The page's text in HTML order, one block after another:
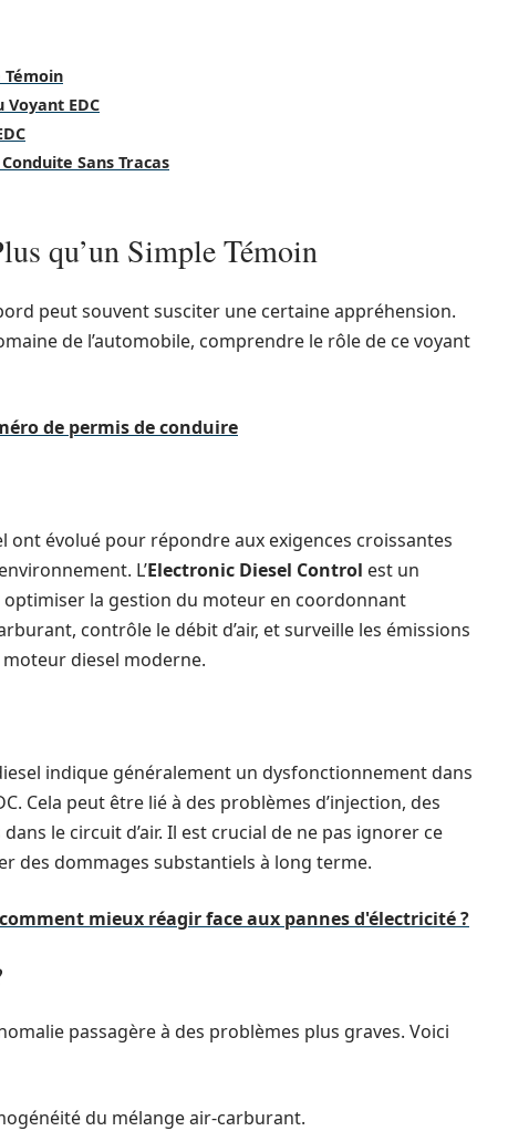
Témoin
Voyant EDC
Sans Tracas
qu’un Simple Témoin
peut souvent susciter une certaine appréhension.
de l’automobile, comprendre le rôle de ce voyant
de permis de conduire
ont évolué pour répondre aux exigences croissantes
L’Electronic Diesel Control est un
la gestion du moteur en coordonnant
contrôle le débit d’air, et surveille les émissions
moteur diesel moderne.
indique généralement un dysfonctionnement dans
Cela peut être lié à des problèmes d’injection, des
le circuit d’air. Il est crucial de ne pas ignorer ce
des dommages substantiels à long terme.
mieux réagir face aux pannes d'électricité ?
passagère à des problèmes plus graves. Voici
du mélange air-carburant.